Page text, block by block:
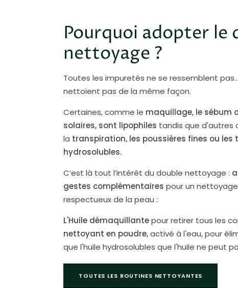
Pourquoi adopter le
nettoyage ?
Toutes les impuretés ne se ressemblent
nettoient pas de la même façon.
Certaines, comme le maquillage, le sébum
solaires, sont lipophiles tandis que d'autres
la transpiration, les poussières fines ou les
hydrosolubles.
C’est là tout l’intérêt du double nettoyage :
gestes complémentaires pour un
respectueux de la peau :
L'Huile démaquillantepour retirer tous les
nettoyant en poudre,activé à l'eau, pour
que l'huile hydrosolubles que l'huile ne peut
TOUTES LES ROUTINES NETTOYANTES